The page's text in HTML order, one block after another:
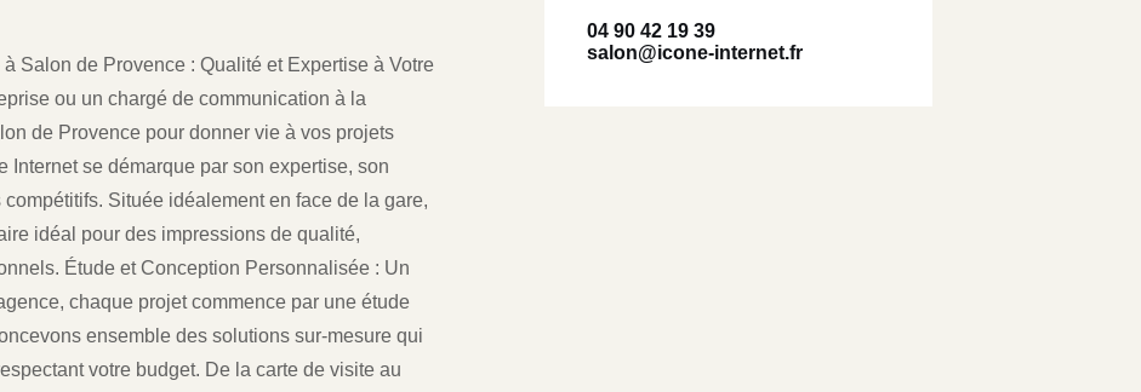
Salon de Provence : Qualité et Expertise à Votre
ou un chargé de communication à la
de Provence pour donner vie à vos projets
Internet se démarque par son expertise, son
Située idéalement en face de la gare,
idéal pour des impressions de qualité,
Étude et Conception Personnalisée : Un
chaque projet commence par une étude
ensemble des solutions sur-mesure qui
votre budget. De la carte de visite au
04 90 42 19 39
salon@icone-internet.fr